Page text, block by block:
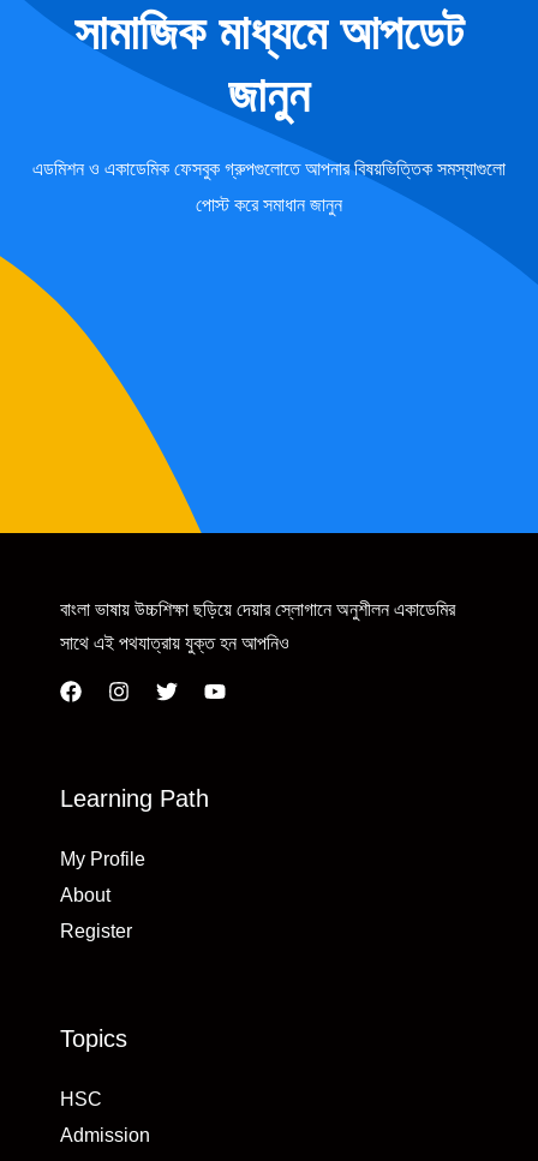
সামাজিক মাধ্যমে আপডেট
জানুন
এডমিশন ও একাডেমিক ফেসবুক গ্রুপগুলোতে আপনার বিষয়ভিত্তিক সমস্যাগুলো
পোস্ট করে সমাধান জানুন
বাংলা ভাষায় উচ্চশিক্ষা ছড়িয়ে দেয়ার স্লোগানে অনুশীলন একাডেমির
সাথে এই পথযাত্রায় যুক্ত হন আপনিও
Learning Path
My Profile
About
Register
Topics
HSC
Admission